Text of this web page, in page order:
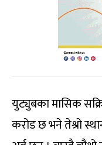
युट्युबका मासिक
करोड छ भने तेश्रो